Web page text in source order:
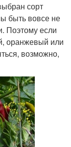
сорт
быть вовсе не
Поэтому если
оранжевый или
возможно,